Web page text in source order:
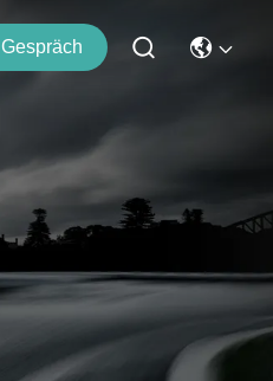
Gespräch